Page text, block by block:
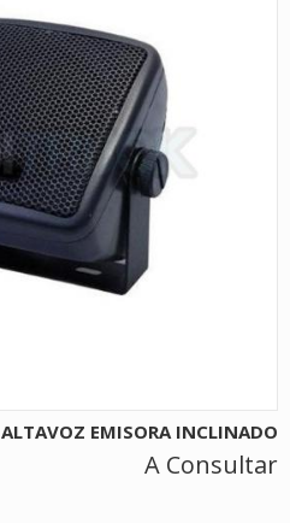
ALTAVOZ EMISORA INCLINADO
A Consultar